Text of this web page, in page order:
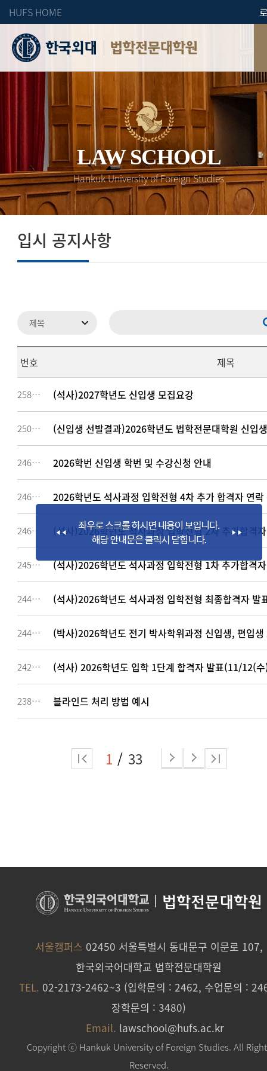
HUFS HOME
법학전문대학원
LAW SCHOOL
Hankuk University of Foreign Studies
입시 공지사항
번호 제목
258925 (석사)2027학년도 신입생 모집요강
250305 (신입생 선발결과)2026학년도 법학전문대학원 신입
246953 2026학번 신입생 학번 및 수강신청 안내
246308 2026학년도 석사과정 입학전형 4차 추가 합격자 연락
246037 (석사)2026학년도 석사과정 입학전형 2차 추가합격
245712 (석사)2026학년도 석사과정 입학전형 1차 추가합격
244411 (석사)2026학년도 석사과정 입학전형 최종합격자
244024 (박사)2026학년도 전기 박사학위과정 신입생, 편입생
242455 (석사) 2026학년도 입학 1단계 합격자 발표(11/12(
238978 블라인드 처리 방법 예시
1 33
법학전문대학원
서울캠퍼스 02450 서울특별시 동대문구 이문로 107,
한국외국어대학교 법학전문대학원
TEL. 02-2173-2462~3 (입학문의 : 2462, 수업문의 :
장학문의 : 3480)
Email. lawschool@hufs.ac.kr
Copyright ⓒ Hankuk University of Foreign Studies. All
Reserved.